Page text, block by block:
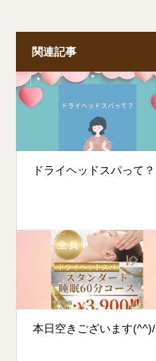
関連記事
ドライヘッドスパって？
本日空きございます(^^)/